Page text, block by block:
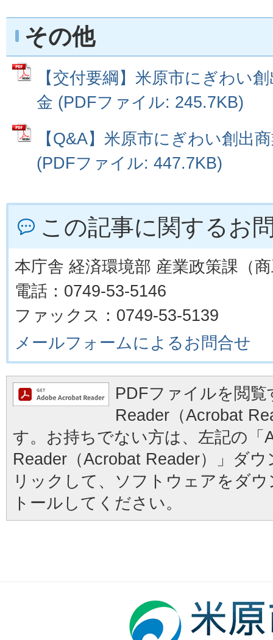
その他
【交付要綱】米原市にぎわい
金 (PDFファイル: 245.7KB)
【Q&A】米原市にぎわい創出
(PDFファイル: 447.7KB)
この記事に関するお
本庁舎 経済環境部 産業政策課（
電話：0749-53-5146
ファックス：0749-53-5139
メールフォームによるお問合せ
PDFファイルを閲
Reader（Acrobat
す。お持ちでない方は、左記の「
Reader（Acrobat Reader）」ダ
リックして、ソフトウェアをダ
トールしてください。